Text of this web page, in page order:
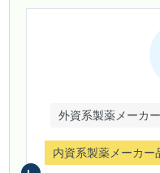
外資系製薬メーカ
内資系製薬メーカ